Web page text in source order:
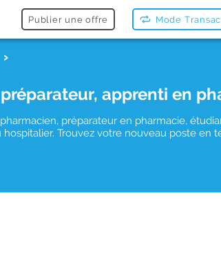
Publier une offre Mode
apprenti en
préparateur en pharmacie,
Trouvez votre nouveau poste en